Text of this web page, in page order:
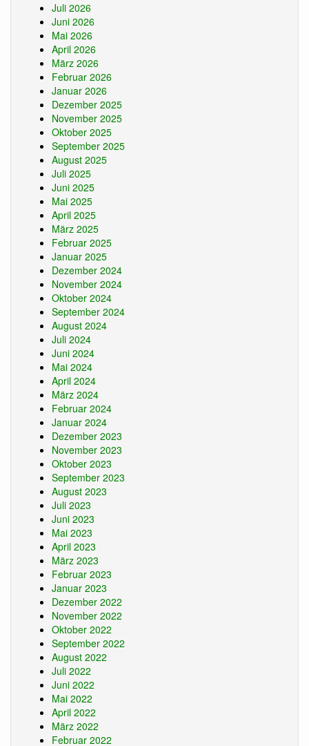
Juli 2026
Juni 2026
Mai 2026
April 2026
März 2026
Februar 2026
Januar 2026
Dezember 2025
November 2025
Oktober 2025
September 2025
August 2025
Juli 2025
Juni 2025
Mai 2025
April 2025
März 2025
Februar 2025
Januar 2025
Dezember 2024
November 2024
Oktober 2024
September 2024
August 2024
Juli 2024
Juni 2024
Mai 2024
April 2024
März 2024
Februar 2024
Januar 2024
Dezember 2023
November 2023
Oktober 2023
September 2023
August 2023
Juli 2023
Juni 2023
Mai 2023
April 2023
März 2023
Februar 2023
Januar 2023
Dezember 2022
November 2022
Oktober 2022
September 2022
August 2022
Juli 2022
Juni 2022
Mai 2022
April 2022
März 2022
Februar 2022